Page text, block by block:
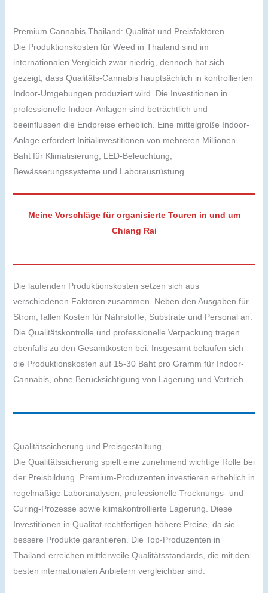
Premium Cannabis Thailand: Qualität und Preisfaktoren
Die Produktionskosten für Weed in Thailand sind im
internationalen Vergleich zwar niedrig, dennoch hat sich
gezeigt, dass Qualitäts-Cannabis hauptsächlich in kontrollierten
Indoor-Umgebungen produziert wird. Die Investitionen in
professionelle Indoor-Anlagen sind beträchtlich und
beeinflussen die Endpreise erheblich. Eine mittelgroße Indoor-
Anlage erfordert Initialinvestitionen von mehreren Millionen
Baht für Klimatisierung, LED-Beleuchtung,
Bewässerungssysteme und Laborausrüstung.
Meine Vorschläge für organisierte Touren in und um
Chiang Rai
Die laufenden Produktionskosten setzen sich aus
verschiedenen Faktoren zusammen. Neben den Ausgaben für
Strom, fallen Kosten für Nährstoffe, Substrate und Personal an.
Die Qualitätskontrolle und professionelle Verpackung tragen
ebenfalls zu den Gesamtkosten bei. Insgesamt belaufen sich
die Produktionskosten auf 15-30 Baht pro Gramm für Indoor-
Cannabis, ohne Berücksichtigung von Lagerung und Vertrieb.
Qualitätssicherung und Preisgestaltung
Die Qualitätssicherung spielt eine zunehmend wichtige Rolle bei
der Preisbildung. Premium-Produzenten investieren erheblich in
regelmäßige Laboranalysen, professionelle Trocknungs- und
Curing-Prozesse sowie klimakontrollierte Lagerung. Diese
Investitionen in Qualität rechtfertigen höhere Preise, da sie
bessere Produkte garantieren. Die Top-Produzenten in
Thailand erreichen mittlerweile Qualitätsstandards, die mit den
besten internationalen Anbietern vergleichbar sind.